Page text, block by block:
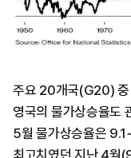
주요 20개국(G20) 중
영국의 물가상승율도
5월 물가상승율은